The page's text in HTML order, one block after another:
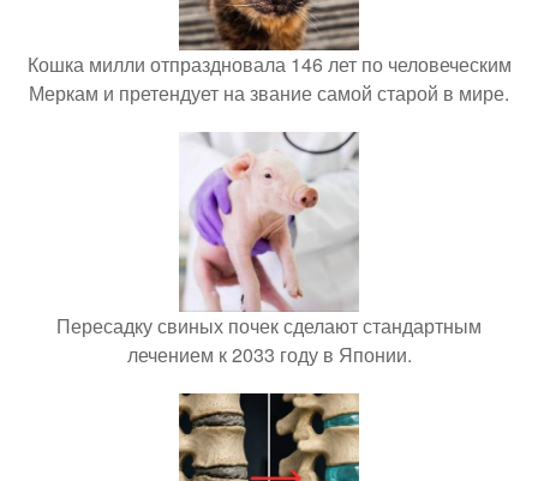
Кошка милли отпраздновала 146 лет по человеческим
Меркам и претендует на звание самой старой в мире.
Пересадку свиных почек сделают стандартным
лечением к 2033 году в Японии.